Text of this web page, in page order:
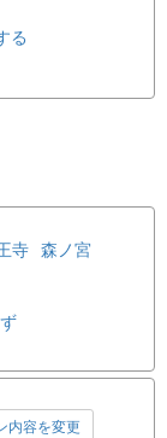
る
寺
森ノ宮
内容を変更